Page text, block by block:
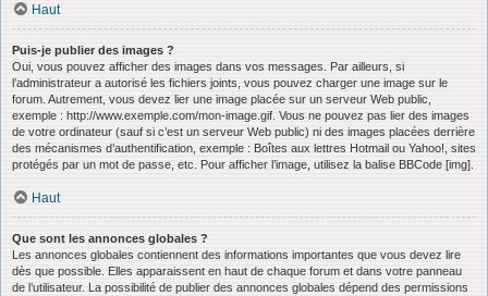
Haut
Puis-je publier des images ?
Oui, vous pouvez afficher des images dans vos messages. Par ailleurs, si
l’administrateur a autorisé les fichiers joints, vous pouvez charger une image sur le
forum. Autrement, vous devez lier une image placée sur un serveur Web public,
exemple : http://www.exemple.com/mon-image.gif. Vous ne pouvez pas lier des images
de votre ordinateur (sauf si c’est un serveur Web public) ni des images placées derrière
des mécanismes d’authentification, exemple : Boîtes aux lettres Hotmail ou Yahoo!, sites
protégés par un mot de passe, etc. Pour afficher l’image, utilisez la balise BBCode [img].
Haut
Que sont les annonces globales ?
Les annonces globales contiennent des informations importantes que vous devez lire
dès que possible. Elles apparaissent en haut de chaque forum et dans votre panneau
de l’utilisateur. La possibilité de publier des annonces globales dépend des permissions